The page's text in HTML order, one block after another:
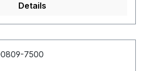
Details